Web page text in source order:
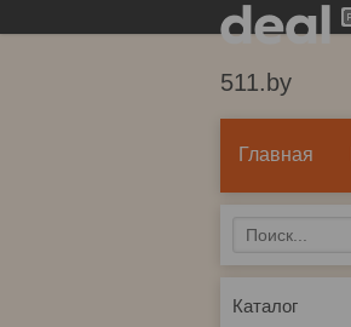
511.by
Главная
Каталог